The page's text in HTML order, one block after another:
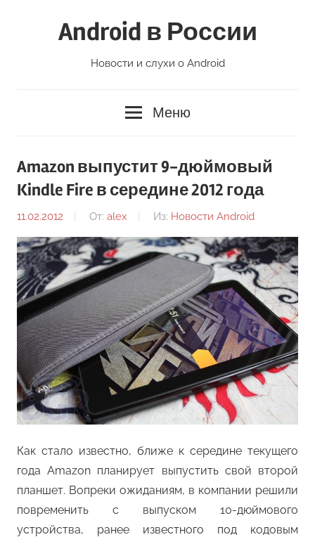
Android в России
Новости и слухи о Android
Меню
Amazon выпустит 9-дюймовый
Kindle Fire в середине 2012 года
11.02.2012 От: alex Из: Новости Android
Как стало известно, ближе к середине текущего
года Amazon планирует выпустить свой второй
планшет. Вопреки ожиданиям, в компании решили
повременить с выпуском 10-дюймового
устройства, ранее известного под кодовым